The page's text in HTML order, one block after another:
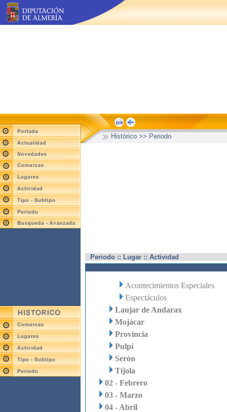
Histórico >> Periodo
Periodo :: Lugar :: Actividad
Acontecimientos Especiales
Espectáculos
Laujar de Andarax
Mojácar
Provincia
Pulpí
Serón
Tíjola
02 - Febrero
03 - Marzo
04 - Abril